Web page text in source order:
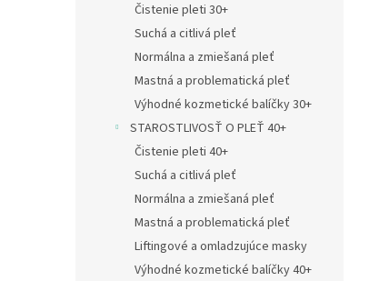
Čistenie pleti 30+
Suchá a citlivá pleť
Normálna a zmiešaná pleť
Mastná a problematická pleť
Výhodné kozmetické balíčky 30+
STAROSTLIVOSŤ O PLEŤ 40+
Čistenie pleti 40+
Suchá a citlivá pleť
Normálna a zmiešaná pleť
Mastná a problematická pleť
Liftingové a omladzujúce masky
Výhodné kozmetické balíčky 40+